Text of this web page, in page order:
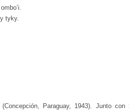
tyky.
Paraguay, 1943). Junto con